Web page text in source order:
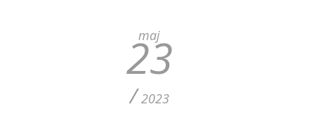
maj
23
/ 2023